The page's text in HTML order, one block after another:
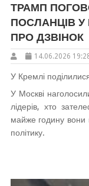
ТРАМП
ПОСЛАНЦІВ
ПРО ДЗВІНОК
14.06.2026
У Кремлі
У Москві
лідерів, хто
майже годину вони
політику.